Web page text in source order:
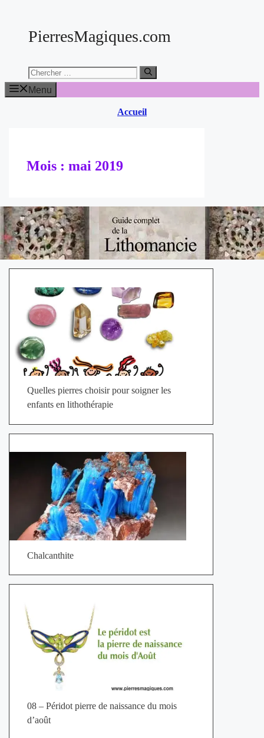
contenuPierresMagiques.com
Chercher:
Menu
Accueil
Mois : mai 2019
Quelles pierres choisir pour soigner les
enfants en lithothérapie
Chalcanthite
08 – Péridot pierre de naissance du mois
d’août